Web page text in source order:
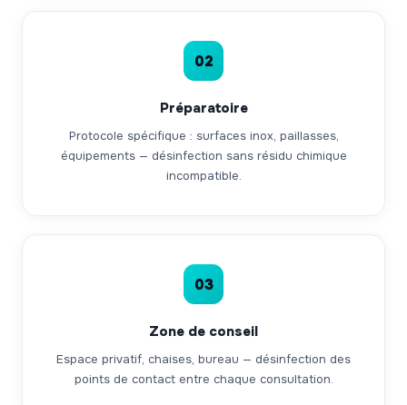
02
Préparatoire
Protocole spécifique : surfaces inox, paillasses,
équipements — désinfection sans résidu chimique
incompatible.
03
Zone de conseil
Espace privatif, chaises, bureau — désinfection des
points de contact entre chaque consultation.